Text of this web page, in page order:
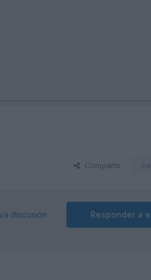
Compartir
Responder a
discusión